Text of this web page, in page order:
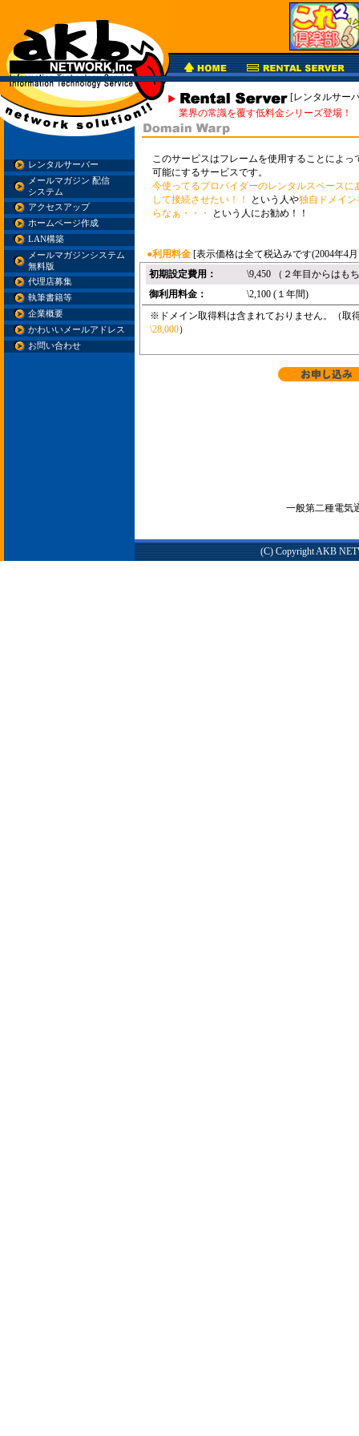
レンタルサーバー
メールマガジン 配信
システム
アクセスアップ
ホームページ作成
LAN構築
メールマガジンシステム
無料版
代理店募集
執筆書籍等
企業概要
かわいいメールアドレス
お問い合わせ
[レンタルサー
業界の常識を覆す低料金シリーズ登場！
このサービスはフレームを使用することによ
可能にするサービスです。
今使ってるプロバイダーのレンタルスペース
して接続させたい！！
という人や独自ドメイ
らなぁ・・・
という人にお勧め！！
●利用料金 [表示価格は全て税込みです(2004年4
初期設定費用：
\9,450 （２年目からはも
御利用料金：
\2,100 (１年間)
※ドメイン取得料は含まれておりません。（取
\28,000）
一般第二種電気
(C) Copyright AKB